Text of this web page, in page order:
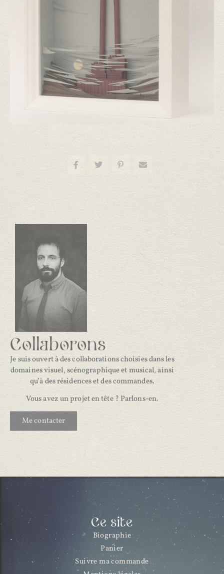
Collaborons
Je suis ouvert à des collaborations choisies dans les
domaines visuel, scénographique et musical, ainsi
qu’à des résidences et des commandes.
Vous avez un projet en tête ? Parlons-en.
Me contacter
Ce site
Biographie
Panier
Suivre ma commande